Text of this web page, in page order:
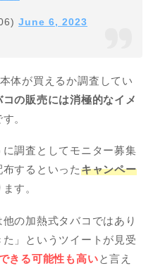
June 6, 2023
体が買えるか調査してい
コの販売には消極的なイメ
。
調査としてモニター募集
するといったキャンペー
す。
の加熱式タバコではあり
」というツイートが見受
きる可能性も高いと言え